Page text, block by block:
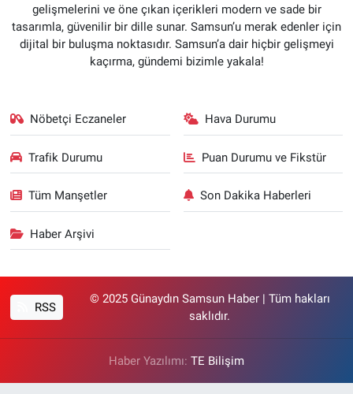
gelişmelerini ve öne çıkan içerikleri modern ve sade bir
tasarımla, güvenilir bir dille sunar. Samsun’u merak edenler için
dijital bir buluşma noktasıdır. Samsun’a dair hiçbir gelişmeyi
kaçırma, gündemi bizimle yakala!
Nöbetçi Eczaneler Hava Durumu
Trafik Durumu Puan Durumu ve Fikstür
Tüm Manşetler Son Dakika Haberleri
Haber Arşivi
RSS
© 2025 Günaydın Samsun Haber | Tüm hakları
saklıdır.
Haber Yazılımı: TE Bilişim